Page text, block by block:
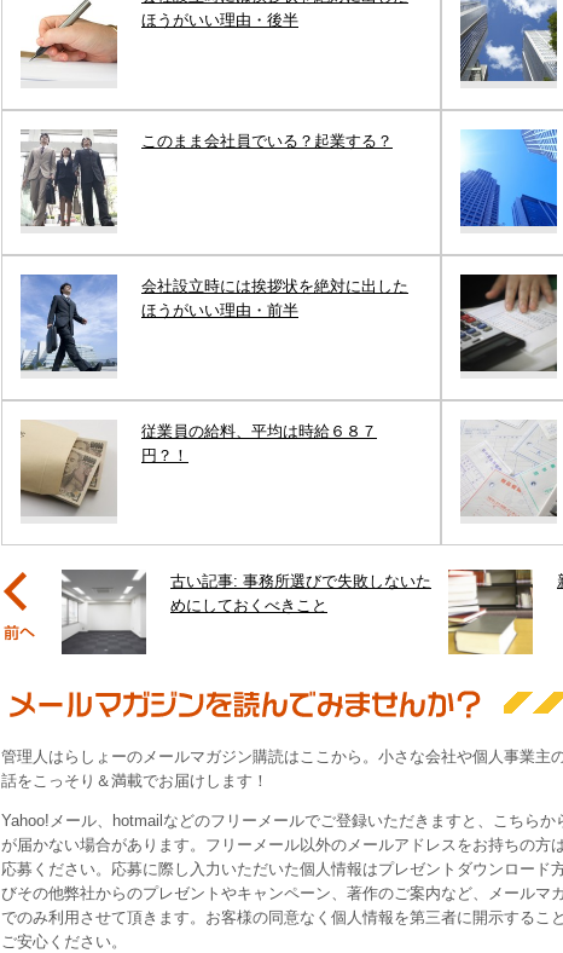
ほうがいい理由・後半
このまま会社員でいる？起業する？
会社設立時には挨拶状を絶対に出した
ほうがいい理由・前半
従業員の給料、平均は時給６８７
円？！
古い記事: 事務所選びで失敗しないた
めにしておくべきこと
管理人はらしょーのメールマガジン購読はここから。小さな会社や個人事業主
話をこっそり＆満載でお届けします！
Yahoo!メール、hotmailなどのフリーメールでご登録いただきますと、こちらか
が届かない場合があります。フリーメール以外のメールアドレスをお持ちの方
応募ください。応募に際し入力いただいた個人情報はプレゼントダウンロード
びその他弊社からのプレゼントやキャンペーン、著作のご案内など、メールマ
でのみ利用させて頂きます。お客様の同意なく個人情報を第三者に開示するこ
ご安心ください。